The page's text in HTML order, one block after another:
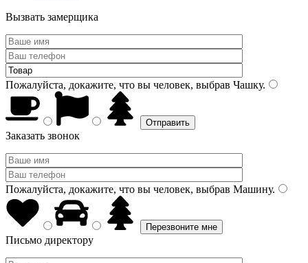
Вызвать замерщика
Пожалуйста, докажите, что вы человек, выбрав Чашку.
Заказать звонок
Пожалуйста, докажите, что вы человек, выбрав Машину.
Письмо директору